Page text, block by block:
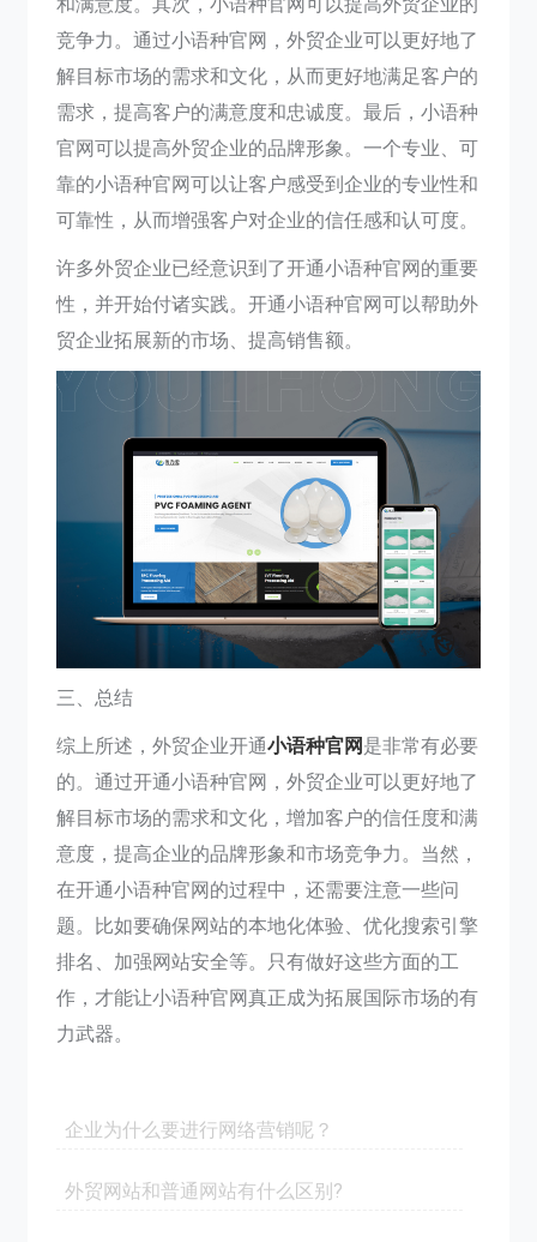
竞争力。通过小语种官网，外贸企业可以更好地了
解目标市场的需求和文化，从而更好地满足客户的
需求，提高客户的满意度和忠诚度。最后，小语种
官网可以提高外贸企业的品牌形象。一个专业、可
靠的小语种官网可以让客户感受到企业的专业性和
可靠性，从而增强客户对企业的信任感和认可度。
许多外贸企业已经意识到了开通小语种官网的重要
性，并开始付诸实践。开通小语种官网可以帮助外
贸企业拓展新的市场、提高销售额。
三、总结
综上所述，外贸企业开通小语种官网是非常有必要
的。通过开通小语种官网，外贸企业可以更好地了
解目标市场的需求和文化，增加客户的信任度和满
意度，提高企业的品牌形象和市场竞争力。当然，
在开通小语种官网的过程中，还需要注意一些问
题。比如要确保网站的本地化体验、优化搜索引擎
排名、加强网站安全等。只有做好这些方面的工
作，才能让小语种官网真正成为拓展国际市场的有
力武器。
企业为什么要进行网络营销呢？
外贸网站和普通网站有什么区别?